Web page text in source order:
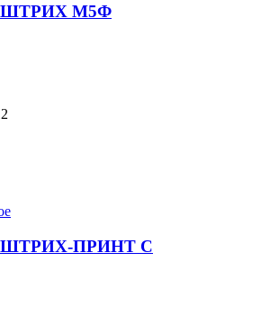
ШТРИХ М5Ф
ШТРИХ-ПРИНТ С